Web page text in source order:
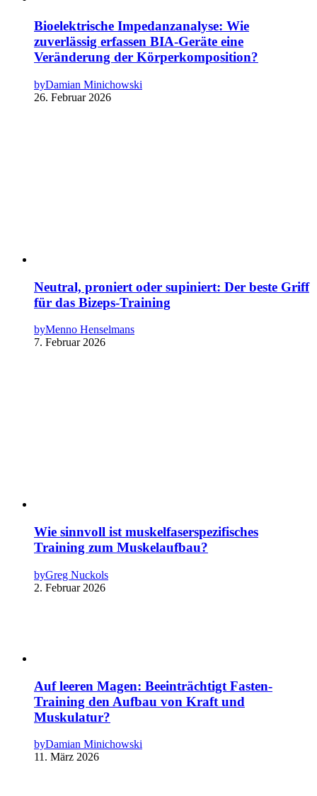
Bioelektrische Impedanzanalyse: Wie
zuverlässig erfassen BIA-Geräte eine
Veränderung der Körperkomposition?
byDamian Minichowski
26. Februar 2026
Neutral, proniert oder supiniert: Der beste Griff
für das Bizeps-Training
byMenno Henselmans
7. Februar 2026
Wie sinnvoll ist muskelfaserspezifisches
Training zum Muskelaufbau?
byGreg Nuckols
2. Februar 2026
Auf leeren Magen: Beeinträchtigt Fasten-
Training den Aufbau von Kraft und
Muskulatur?
byDamian Minichowski
11. März 2026